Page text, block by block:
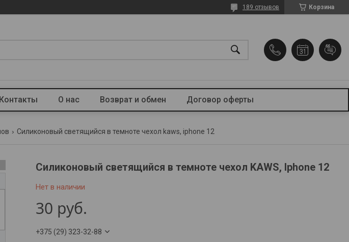
Корзина
189 отзывов
Контакты О нас Возврат и обмен Договор оферты
Силиконовый светящийся в темноте чехол kaws, iphone 12
Силиконовый светящийся в темноте чехол KAWS, Iphone 12
Нет в наличии
30 руб.
+375 (29) 323-32-88